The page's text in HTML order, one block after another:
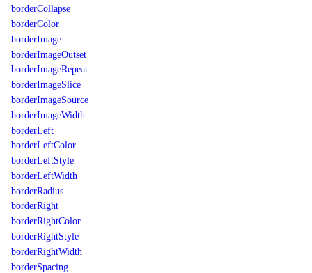
borderCollapse
borderColor
borderImage
borderImageOutset
borderImageRepeat
borderImageSlice
borderImageSource
borderImageWidth
borderLeft
borderLeftColor
borderLeftStyle
borderLeftWidth
borderRadius
borderRight
borderRightColor
borderRightStyle
borderRightWidth
borderSpacing